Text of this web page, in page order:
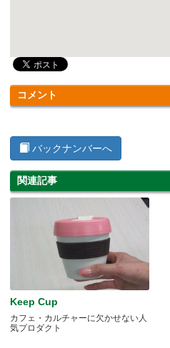
コメント
バックナンバーへ
関連記事
Keep Cup
カフェ・カルチャーに欠かせない人
気プロダクト